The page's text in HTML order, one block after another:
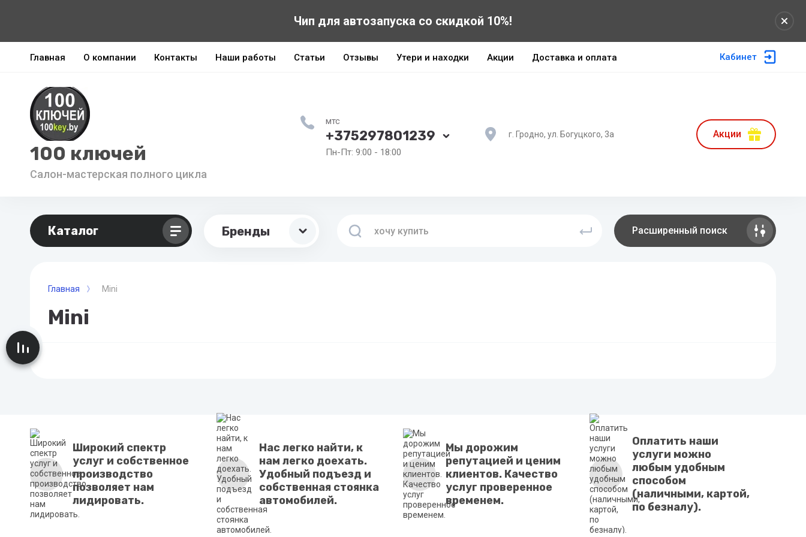
Чип для автозапуска со скидкой 10%!
Главная О компании Контакты Наши работы Статьи Отзывы Утери и находки Акции Доставка и оплата Кабинет
100 ключей
Салон-мастерская полного цикла
мтс
+375297801239
Пн-Пт: 9:00 - 18:00
г. Гродно, ул. Богуцкого, 3а Акции
Каталог Бренды Расширенный поиск
Главная Mini
Mini
Широкий спектр
услуг и собственное
производство
позволяет нам
лидировать.
Нас легко найти, к
нам легко доехать.
Удобный подъезд и
собственная стоянка
автомобилей.
Мы дорожим
репутацией и ценим
клиентов. Качество
услуг проверенное
временем.
Оплатить наши
услуги можно
любым удобным
способом
(наличными, картой,
по безналу).